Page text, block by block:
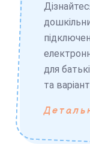
для
та